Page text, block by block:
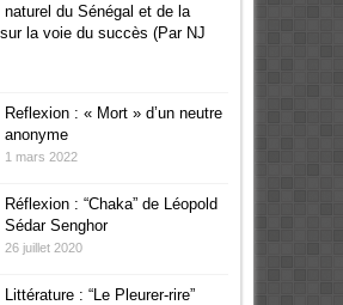
naturel du Sénégal et de la
la voie du succès (Par NJ
Reflexion : « Mort » d’un neutre
anonyme
1 mars 2022
Réflexion : “Chaka” de Léopold
Sédar Senghor
26 juillet 2020
Littérature : “Le Pleurer-rire”